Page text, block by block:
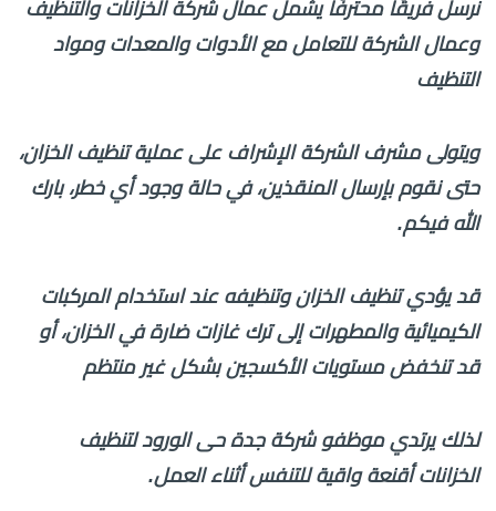
نرسل فريقًا محترفًا يشمل عمال شركة الخزانات والتنظيف
وعمال الشركة للتعامل مع الأدوات والمعدات ومواد
التنظيف
ويتولى مشرف الشركة الإشراف على عملية تنظيف الخزان،
حتى نقوم بإرسال المنقذين، في حالة وجود أي خطر، بارك
الله فيكم.
قد يؤدي تنظيف الخزان وتنظيفه عند استخدام المركبات
الكيميائية والمطهرات إلى ترك غازات ضارة في الخزان، أو
قد تنخفض مستويات الأكسجين بشكل غير منتظم
لذلك يرتدي موظفو شركة جدة حى الورود لتنظيف
الخزانات أقنعة واقية للتنفس أثناء العمل.